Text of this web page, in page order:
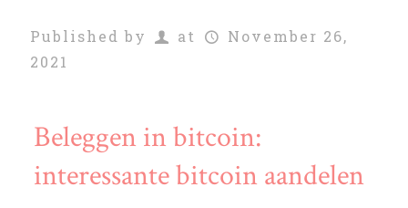
Published by at
November 26,
2021
Beleggen in bitcoin:
interessante bitcoin aandelen